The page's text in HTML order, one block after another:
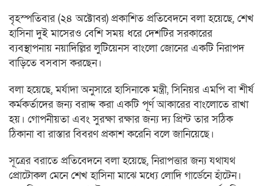
বৃহস্পতিবার (২৪ অক্টোবর) প্রকাশিত প্রতিবেদনে বলা হয়েছে, শেখ
হাসিনা দুই মাসেরও বেশি সময় ধরে দেশটির সরকারের
ব্যবস্থাপনায় নয়াদিল্লির লুটিয়েনস বাংলো জোনের একটি নিরাপদ
বাড়িতে বসবাস করছেন।
বলা হয়েছে, মর্যাদা অনুসারে হাসিনাকে মন্ত্রী, সিনিয়র এমপি বা শীর্ষ
কর্মকর্তাদের জন্য বরাদ্দ করা একটি পূর্ণ আকারের বাংলোতে রাখা
হয়। গোপনীয়তা এবং সুরক্ষা রক্ষার জন্য দ্য প্রিন্ট তার সঠিক
ঠিকানা বা রাস্তার বিবরণ প্রকাশ করেনি বলে জানিয়েছে।
সূত্রের বরাতে প্রতিবেদনে বলা হয়েছে, নিরাপত্তার জন্য যথাযথ
প্রোটোকল মেনে শেখ হাসিনা মাঝে মধ্যে লোদি গার্ডেনে হাঁটেন।